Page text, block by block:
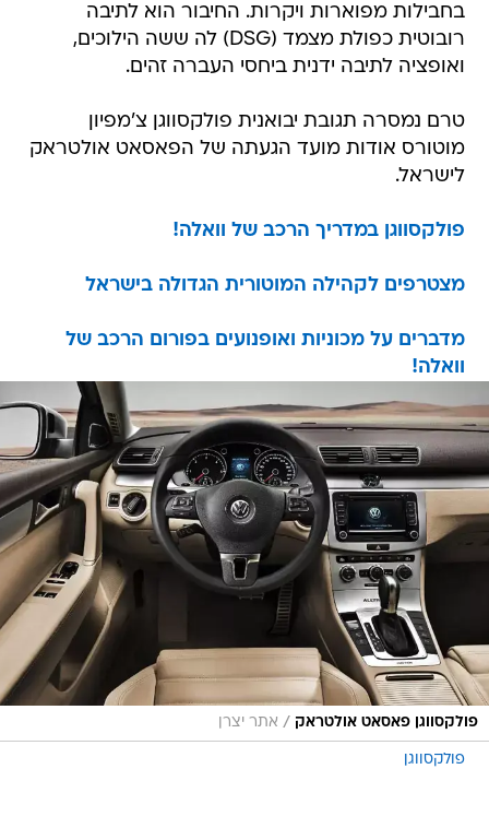
בחבילות מפוארות ויקרות. החיבור הוא לתיבה
רובוטית כפולת מצמד (DSG) לה ששה הילוכים,
ואופציה לתיבה ידנית ביחסי העברה זהים.
טרם נמסרה תגובת יבואנית פולקסווגן צ'מפיון
מוטורס אודות מועד הגעתה של הפאסאט אולטראק
לישראל.
פולקסווגן במדריך הרכב של וואלה!
מצטרפים לקהילה המוטורית הגדולה בישראל
מדברים על מכוניות ואופנועים בפורום הרכב של
וואלה!
פולקסווגן פאסאט אולטראק / אתר יצרן
פולקסווגן